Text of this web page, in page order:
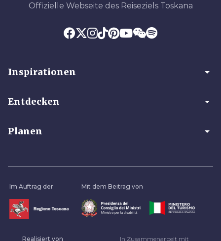
Offizielle Webseite des Reiseziels Toskana
Inspirationen arrow_drop_down
Entdecken arrow_drop_down
Planen arrow_drop_down
Im Auftrag der Mit dem Beitrag von
Realisiert von In Zusammenarbeit mit